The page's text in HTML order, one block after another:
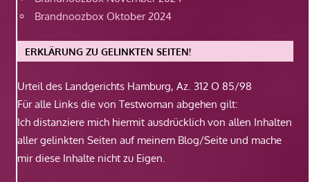
Brandnoozbox Oktober 2024
ERKLÄRUNG ZU GELINKTEN SEITEN!
Urteil des Landgerichts Hamburg, Az. 312 O 85/98
Für alle Links die von Testwoman abgehen gilt:
Ich distanziere mich hiermit ausdrücklich von allen Inhalten
aller gelinkten Seiten auf meinem Blog/Seite und mache
mir diese Inhalte nicht zu Eigen.